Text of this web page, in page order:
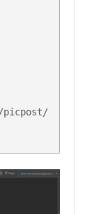
picpost/